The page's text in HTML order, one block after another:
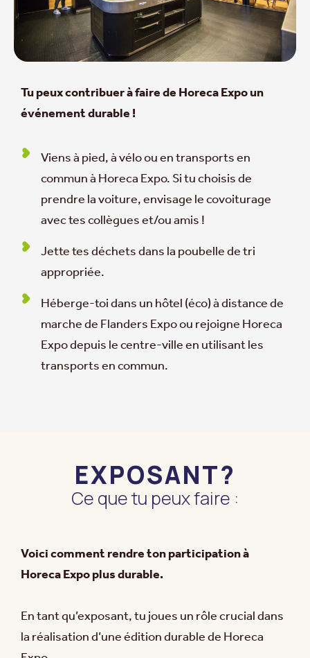
Tu peux contribuer à faire de Horeca Expo un
événement durable !
Viens à pied, à vélo ou en transports en
commun à Horeca Expo. Si tu choisis de
prendre la voiture, envisage le covoiturage
avec tes collègues et/ou amis !
Jette tes déchets dans la poubelle de tri
appropriée.
Héberge-toi dans un hôtel (éco) à distance de
marche de Flanders Expo ou rejoigne Horeca
Expo depuis le centre-ville en utilisant les
transports en commun.
EXPOSANT?
Ce que tu peux faire :
Voici comment rendre ton participation à
Horeca Expo plus durable.
En tant qu’exposant, tu joues un rôle crucial dans
la réalisation d’une édition durable de Horeca